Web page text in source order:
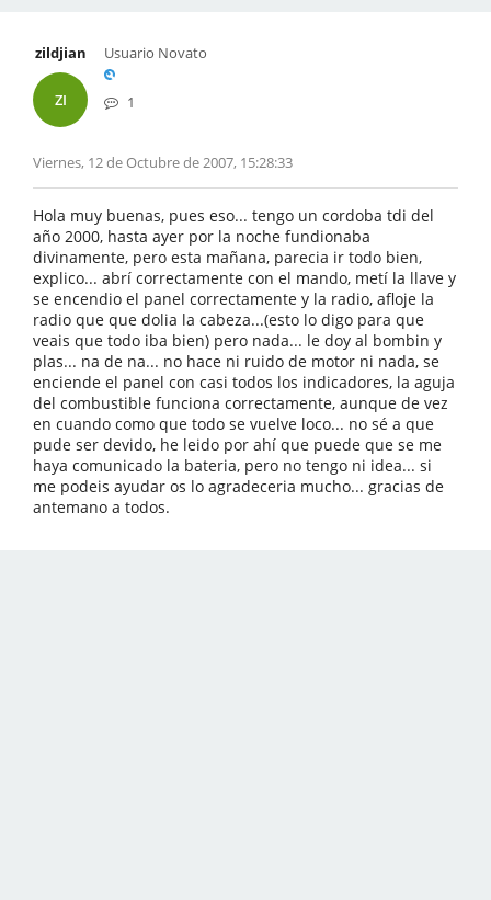
zildjian
ZI
Usuario Novato
1
Viernes, 12 de Octubre de 2007, 15:28:33
Hola muy buenas, pues eso... tengo un cordoba tdi del
año 2000, hasta ayer por la noche fundionaba
divinamente, pero esta mañana, parecia ir todo bien,
explico... abrí correctamente con el mando, metí la llave y
se encendio el panel correctamente y la radio, afloje la
radio que que dolia la cabeza...(esto lo digo para que
veais que todo iba bien) pero nada... le doy al bombin y
plas... na de na... no hace ni ruido de motor ni nada, se
enciende el panel con casi todos los indicadores, la aguja
del combustible funciona correctamente, aunque de vez
en cuando como que todo se vuelve loco... no sé a que
pude ser devido, he leido por ahí que puede que se me
haya comunicado la bateria, pero no tengo ni idea... si
me podeis ayudar os lo agradeceria mucho... gracias de
antemano a todos.